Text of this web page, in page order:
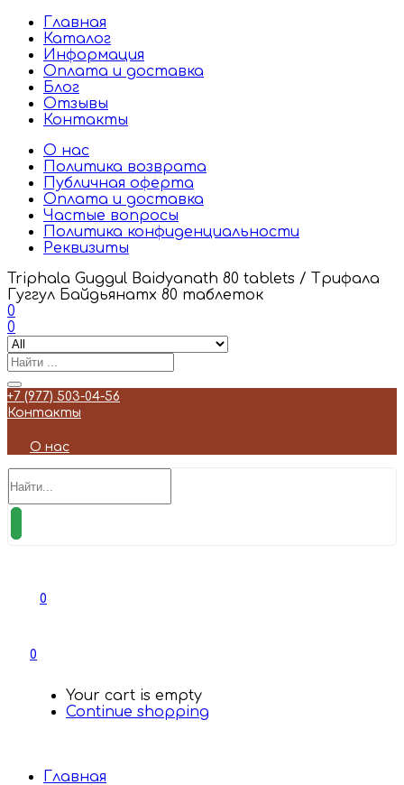
Главная
Каталог
Информация
Оплата и доставка
Блог
Отзывы
Контакты
О нас
Политика возврата
Публичная оферта
Оплата и доставка
Частые вопросы
Политика конфиденциальности
Реквизиты
Triphala Guggul Baidyanath 80 tablets / Трифала
Гуггул Байдьянатх 80 таблеток
0
0
+7 (977) 503-04-56
Контакты
О нас
0
0
Your cart is empty
Continue shopping
Главная